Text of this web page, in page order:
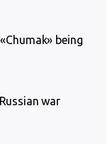
being
war